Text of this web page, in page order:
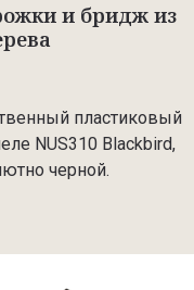
и бридж из
пластиковый
NUS310 Blackbird,
черной.